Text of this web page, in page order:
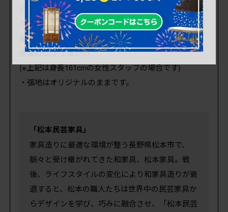
心してお使いいただけます。
クッションの硬さ:硬い
座面の高さ:低い
座面の広さ:丁度いい
(※上記は身長161cmの女性スタッフの場合です)
・張地はオリジナルのままです。
「松本民芸家具」
家具造りに最適な環境が整う長野県松本市で、
脈々と受け継がれてきた和家具、松本家具。戦
後、ライフスタイルの変化により和家具造りが衰
退すると、松本の職人たちは世界中の民芸家具か
らデザインを学び、巧みに融合させ、「松本民芸